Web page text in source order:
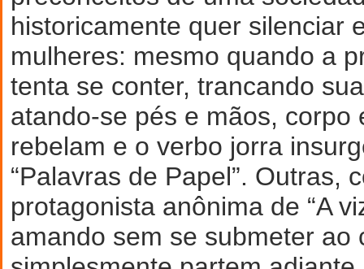
historicamente quer silenciar
mulheres: mesmo quando a
tenta se conter, trancando
atando-se pés e mãos, corpo
rebelam e o verbo jorra
“Palavras de Papel”. Outras,
protagonista anônima de “A
amando sem se submeter ao